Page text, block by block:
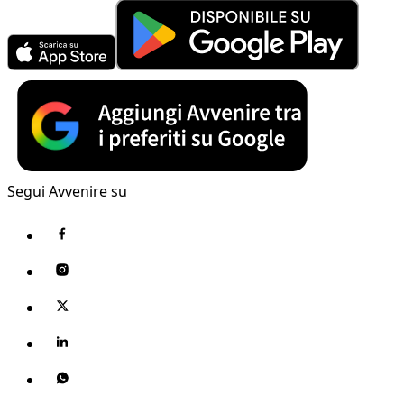
Segui Avvenire su